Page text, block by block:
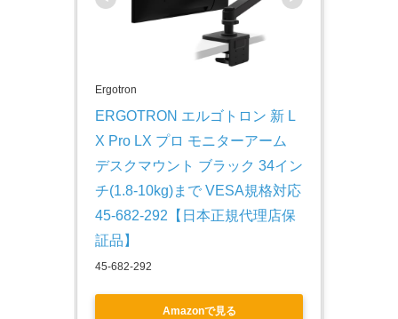
Ergotron
ERGOTRON エルゴトロン 新 L
X Pro LX プロ モニターアーム
デスクマウント ブラック 34イン
チ(1.8-10kg)まで VESA規格対応
45-682-292【日本正規代理店保
証品】
45-682-292
Amazonで見る